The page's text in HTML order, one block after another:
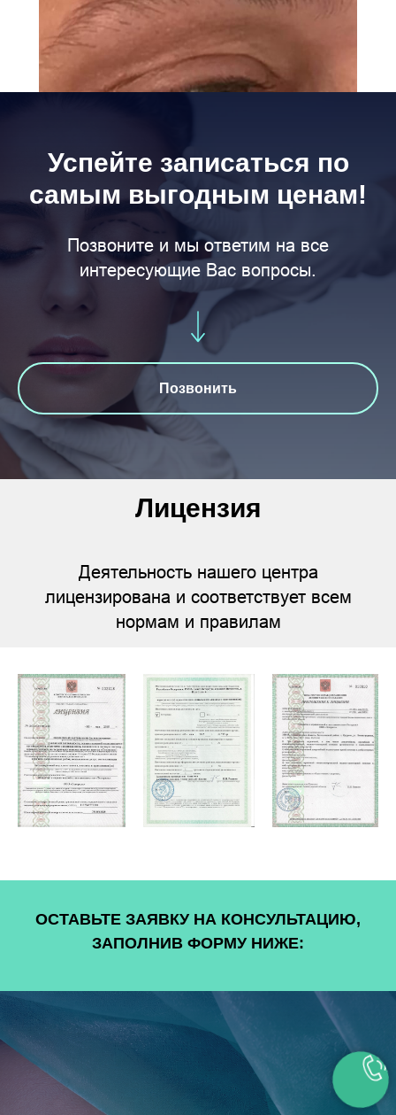
Успейте записаться по
самым выгодным ценам!
Позвоните и мы ответим на все
интересующие Вас вопросы.
Позвонить
Лицензия
Деятельность нашего центра
лицензирована и соответствует всем
нормам и правилам
ОСТАВЬТЕ ЗАЯВКУ НА КОНСУЛЬТАЦИЮ,
ЗАПОЛНИВ ФОРМУ НИЖЕ: